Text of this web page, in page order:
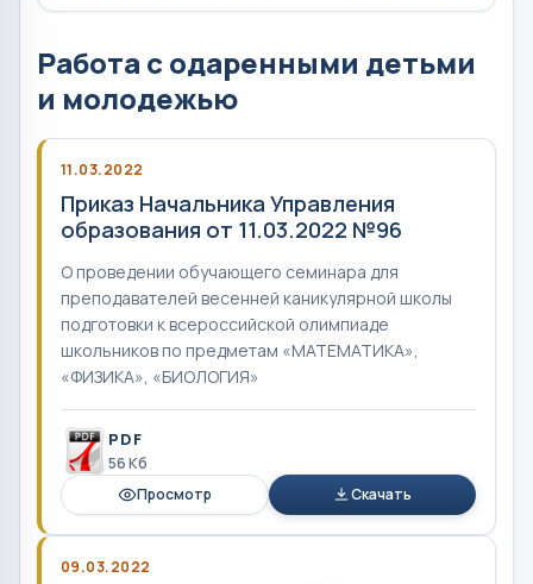
Работа с одаренными детьми
и молодежью
11.03.2022
Приказ Начальника Управления
образования от 11.03.2022 №96
О проведении обучающего семинара для
преподавателей весенней каникулярной школы
подготовки к всероссийской олимпиаде
школьников по предметам «МАТЕМАТИКА»,
«ФИЗИКА», «БИОЛОГИЯ»
PDF
56 Кб
Просмотр
Скачать
09.03.2022